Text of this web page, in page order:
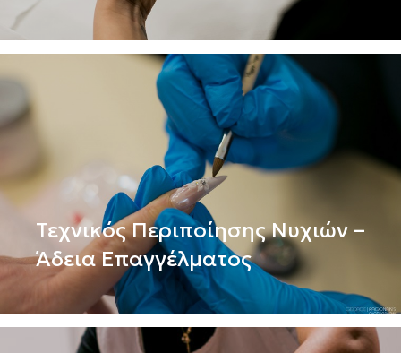
Τεχνικός Περιποίησης Νυχιών –
Άδεια Επαγγέλματος